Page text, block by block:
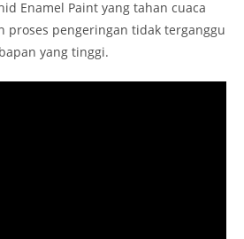
Enamel Paint yang tahan cuaca
proses pengeringan tidak terganggu
yang tinggi.